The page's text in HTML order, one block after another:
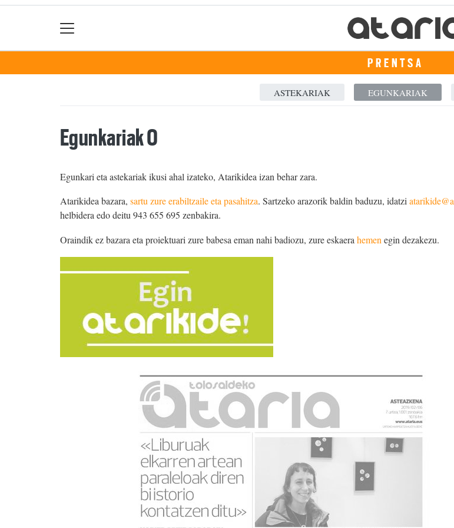
PRENTSA
ASTEKARIAK EGUNKARIAK
Egunkariak 0
Egunkari eta astekariak ikusi ahal izateko, Atarikidea izan behar zara.
Atarikidea bazara, sartu zure erabiltzaile eta pasahitza. Sartzeko arazorik baldin baduzu, idatzi
helbidera edo deitu 943 655 695 zenbakira.
Oraindik ez bazara eta proiektuari zure babesa eman nahi badiozu, zure eskaera hemen egin dezakezu.